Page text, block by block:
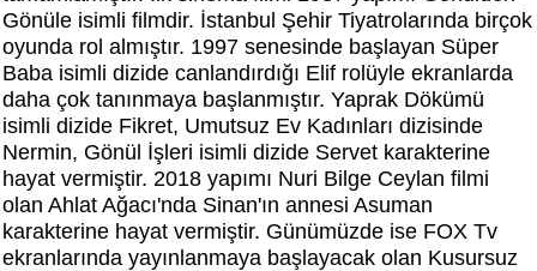
Gönüle isimli filmdir. İstanbul Şehir Tiyatrolarında birçok
oyunda rol almıştır. 1997 senesinde başlayan Süper
Baba isimli dizide canlandırdığı Elif rolüyle ekranlarda
daha çok tanınmaya başlanmıştır. Yaprak Dökümü
isimli dizide Fikret, Umutsuz Ev Kadınları dizisinde
Nermin, Gönül İşleri isimli dizide Servet karakterine
hayat vermiştir. 2018 yapımı Nuri Bilge Ceylan filmi
olan Ahlat Ağacı'nda Sinan'ın annesi Asuman
karakterine hayat vermiştir. Günümüzde ise FOX Tv
ekranlarında yayınlanmaya başlayacak olan Kusursuz